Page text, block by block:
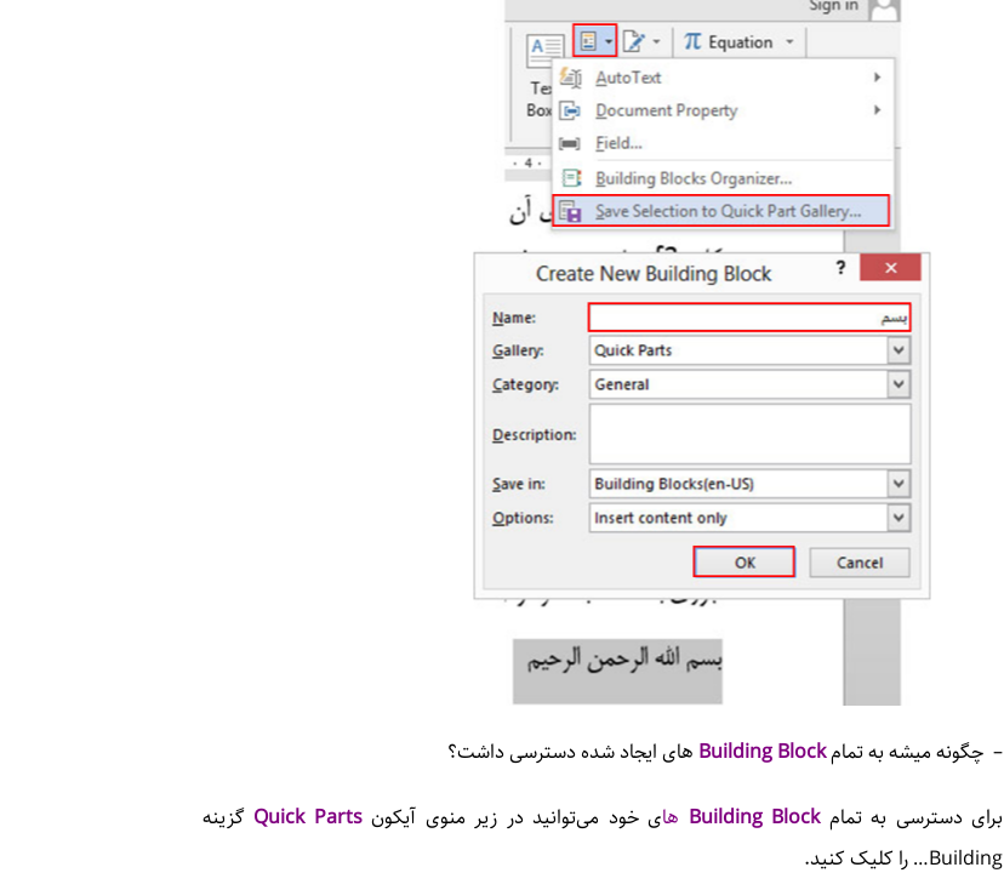
– چگونه میشه به تمامBuilding Block های ایجاد شده دسترسی داشت؟
برای دسترسی به تمامBuilding Block های خود می‌توانید در زیر منوی آیکون Quick Parts
گزینه
Building… را کلیک کنید.